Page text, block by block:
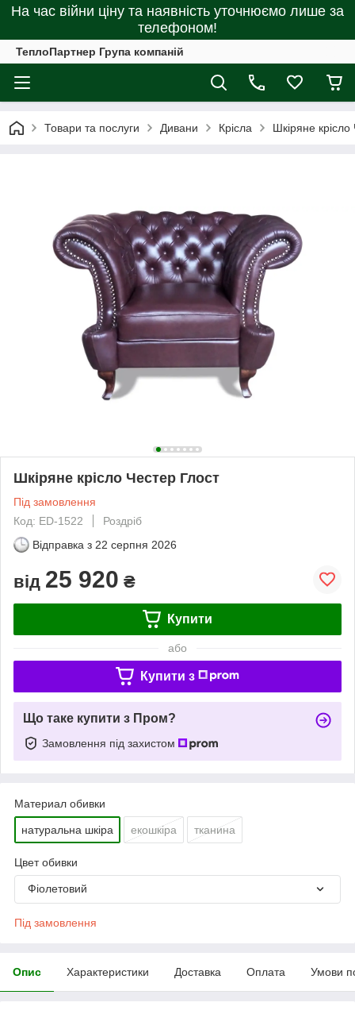
На час війни ціну та наявність уточнюємо лише за
телефоном!
ТеплоПартнер Група компаній
Товари та послуги Дивани Крісла Шкіряне
Шкіряне крісло Честер Глост
Під замовлення
Код: ED-1522
Роздріб
Відправка з 22 серпня 2026
від 25 920 ₴
Купити
або
Купити з
Що таке купити з Пром?
Замовлення під захистом
Материал обивки
натуральна шкіра екошкіра тканина
Цвет обивки
Фіолетовий
Під замовлення
Опис Характеристики Доставка Оплата Умови